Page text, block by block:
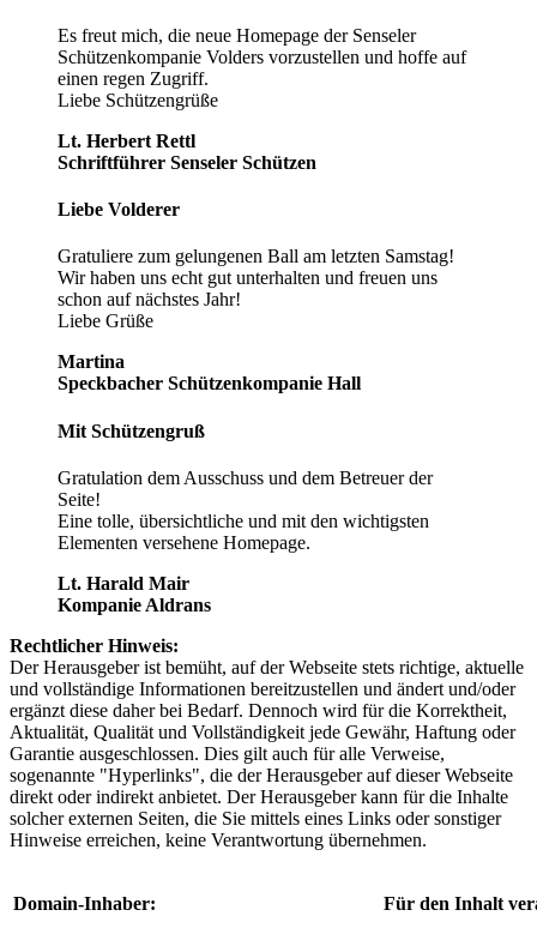
Es freut mich, die neue Homepage der Senseler
Schützenkompanie Volders vorzustellen und hoffe auf
einen regen Zugriff.
Liebe Schützengrüße
Lt. Herbert Rettl
Schriftführer Senseler Schützen
Liebe Volderer
Gratuliere zum gelungenen Ball am letzten Samstag!
Wir haben uns echt gut unterhalten und freuen uns
schon auf nächstes Jahr!
Liebe Grüße
Martina
Speckbacher Schützenkompanie Hall
Mit Schützengruß
Gratulation dem Ausschuss und dem Betreuer der
Seite!
Eine tolle, übersichtliche und mit den wichtigsten
Elementen versehene Homepage.
Lt. Harald Mair
Kompanie Aldrans
Rechtlicher Hinweis:
Der Herausgeber ist bemüht, auf der Webseite stets richtige, aktuelle
und vollständige Informationen bereitzustellen und ändert und/oder
ergänzt diese daher bei Bedarf. Dennoch wird für die Korrektheit,
Aktualität, Qualität und Vollständigkeit jede Gewähr, Haftung oder
Garantie ausgeschlossen. Dies gilt auch für alle Verweise,
sogenannte "Hyperlinks", die der Herausgeber auf dieser Webseite
direkt oder indirekt anbietet. Der Herausgeber kann für die Inhalte
solcher externen Seiten, die Sie mittels eines Links oder sonstiger
Hinweise erreichen, keine Verantwortung übernehmen.
Domain-Inhaber: Für den Inhalt